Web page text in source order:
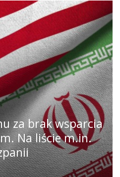
za brak wsparcia
Na liście m.in.